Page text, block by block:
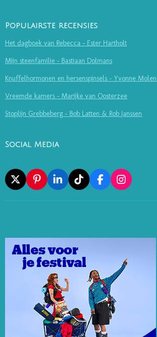
Populairste recensies
Het dagboek van Rebecca - Ester Hartholt
Mijn steenfamilie - Bastiaan Dolmans
Knuffelhormonen en hersenspinsels - Yvonne
Vreemde kamers - Marijke van Oosterzee
Stoplijn Grebbeberg - Bob Latten & Rob Janssen
Social Media
X
P
I
N
E
S
T
L
I
N
I
N
T
I
K
F
A
C
O
I
N
S
R
M